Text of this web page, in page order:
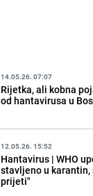
14.05.26. 07:07
Rijetka, ali kobna
od hantavirusa u
12.05.26. 15:52
Hantavirus | WHO
stavljeno u
prijeti"